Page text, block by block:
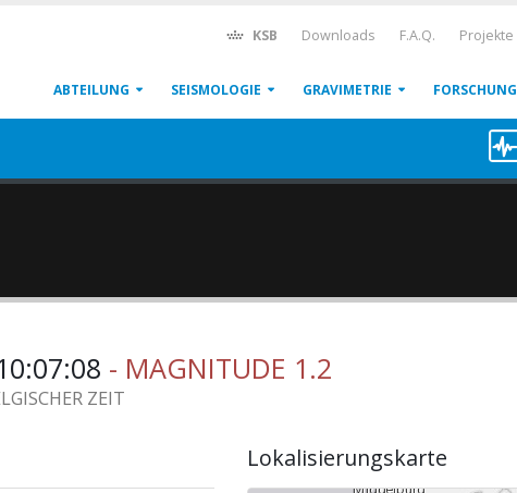
KSB Downloads F.A.Q. Projekte
ABTEILUNG SEISMOLOGIE GRAVIMETRIE FORSCHUNG
- MAGNITUDE 1.2
ZEIT
Lokalisierungskarte